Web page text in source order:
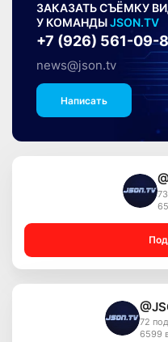
ЗАКАЗАТЬ СЪЁМКУ
У КОМАНДЫJSON.TV
+7 (926) 561-09-
news@json.tv
Написать
72
6599